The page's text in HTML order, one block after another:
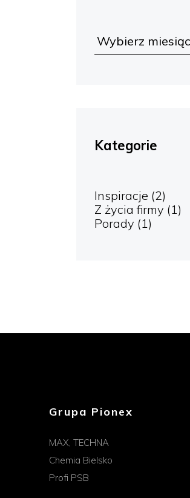
Kategorie
Inspiracje (2)
Z życia firmy (1)
Porady (1)
Grupa Pionex
MAX, TECHNA
Chemia Bielsko
Profi PSB